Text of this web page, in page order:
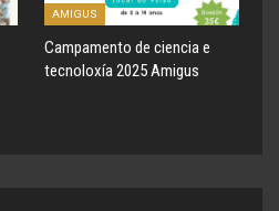
AMIGUS
Campamento de ciencia e
tecnoloxía 2025 Amigus